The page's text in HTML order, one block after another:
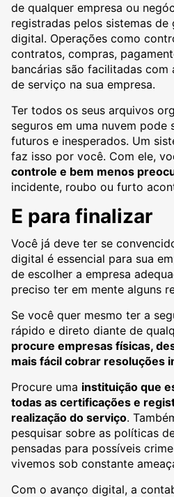
de qualquer empresa ou
registradas pelos sistemas
digital. Operações como
contratos, compras,
bancárias são facilitadas com
de serviço na sua empresa.
Ter todos os seus arquivos
seguros em uma nuvem pode
futuros e inesperados. Um
faz isso por você. Com ele,
controle e bem menos
incidente, roubo ou furto
E para finalizar
Você já deve ter se
digital é essencial para sua
de escolher a empresa
preciso ter em mente alguns
Se você quer mesmo ter a
rápido e direto diante de
procure empresas físicas,
mais fácil cobrar resoluções
Procure uma instituição que
todas as certificações e
realização do serviço.
pesquisar sobre as políticas
pensadas para possíveis
vivemos sob constante
Com o avanço digital, a